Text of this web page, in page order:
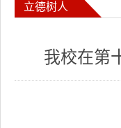
立德树人
我校在第